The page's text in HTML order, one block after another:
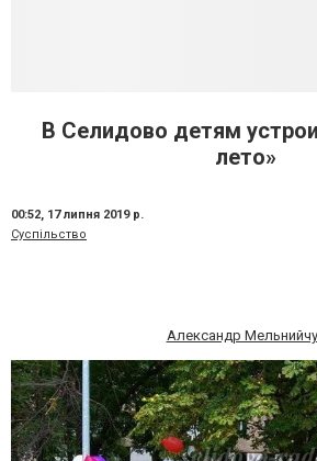
В Селидово детям
лето»
00:52, 17 липня 2019 р.
Суспільство
Александр